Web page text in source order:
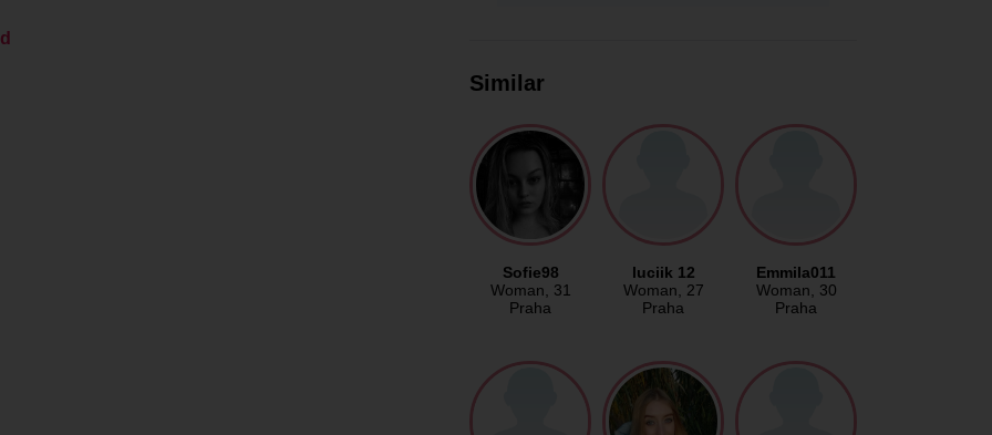
Similar
Sofie98
Woman, 31
Praha
luciik 12
Woman, 27
Praha
Emmila011
Woman, 30
Praha